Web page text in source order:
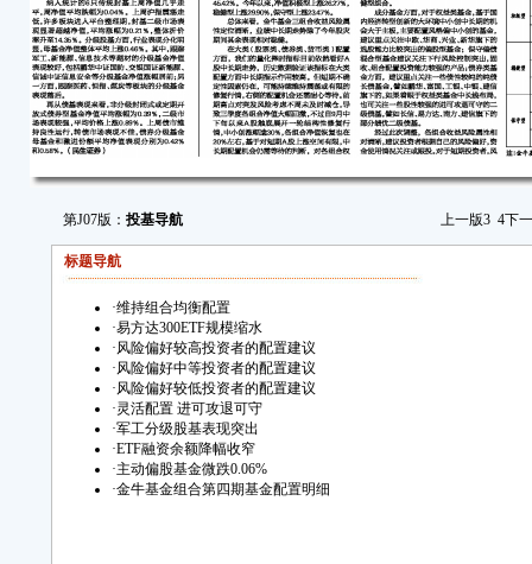
第J07版： 投基导航 上一版3 4下
标题导航
·维持组合均衡配置
·易方达300ETF规模缩水
·风险偏好较高投资者的配置建议
·风险偏好中等投资者的配置建议
·风险偏好较低投资者的配置建议
·灵活配置 进可攻退可守
·军工分级股基表现突出
·ETF融资余额降幅收窄
·主动偏股基金微跌0.06%
·金牛基金组合第四期基金配置明细